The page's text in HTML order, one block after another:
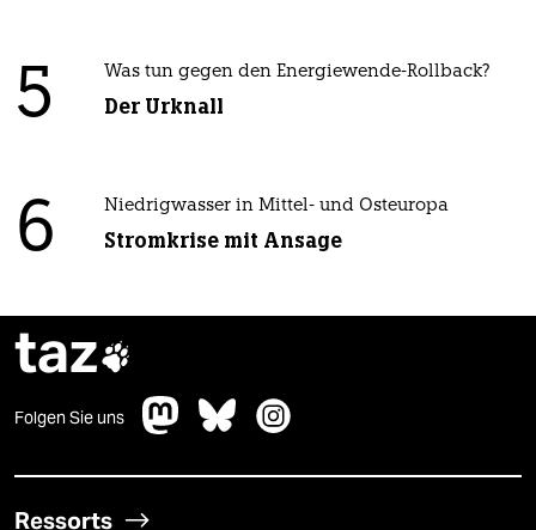
5 Was tun gegen den Energiewende-Rollback?
Der Urknall
6 Niedrigwasser in Mittel- und Osteuropa
Stromkrise mit Ansage
taz
Folgen Sie uns
Ressorts